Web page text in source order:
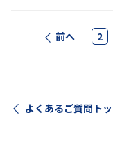
前へ 2
よくあるご質問ト